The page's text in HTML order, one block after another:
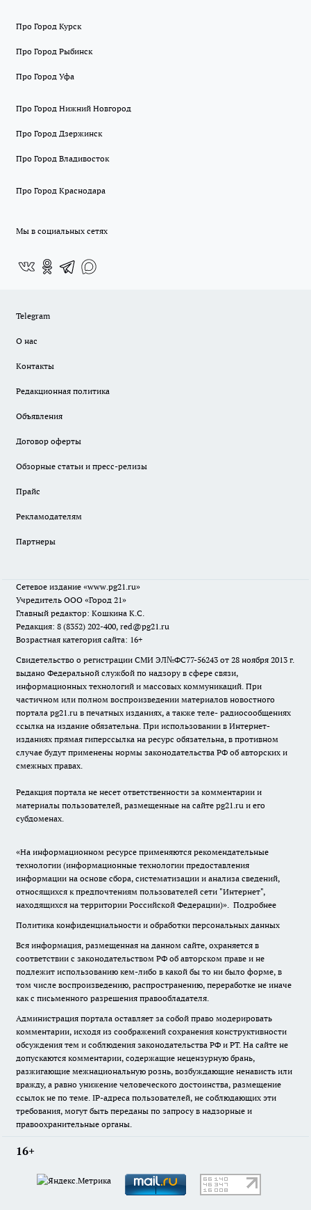
Про Город Курск
Про Город Рыбинск
Про Город Уфа
Про Город Нижний Новгород
Про Город Дзержинск
Про Город Владивосток
Про Город Краснодара
Мы в социальных сетях
Telegram
О нас
Контакты
Редакционная политика
Объявления
Договор оферты
Обзорные статьи и пресс-релизы
Прайс
Рекламодателям
Партнеры
Сетевое издание «www.pg21.ru»
Учредитель ООО «Город 21»
Главный редактор: Кошкина К.С.
Редакция: 8 (8352) 202-400, red@pg21.ru
Возрастная категория сайта: 16+
Свидетельство о регистрации СМИ ЭЛ№ФС77-56243 от 28 ноября 2013 г.
выдано Федеральной службой по надзору в сфере связи,
информационных технологий и массовых коммуникаций. При
частичном или полном воспроизведении материалов новостного
портала pg21.ru в печатных изданиях, а также теле- радиосообщениях
ссылка на издание обязательна. При использовании в Интернет-
изданиях прямая гиперссылка на ресурс обязательна, в противном
случае будут применены нормы законодательства РФ об авторских и
смежных правах.
Редакция портала не несет ответственности за комментарии и
материалы пользователей, размещенные на сайте pg21.ru и его
субдоменах.
«На информационном ресурсе применяются рекомендательные
технологии (информационные технологии предоставления
информации на основе сбора, систематизации и анализа сведений,
относящихся к предпочтениям пользователей сети "Интернет",
находящихся на территории Российской Федерации)». Подробнее
Политика конфиденциальности и обработки персональных данных
Вся информация, размещенная на данном сайте, охраняется в
соответствии с законодательством РФ об авторском праве и не
подлежит использованию кем-либо в какой бы то ни было форме, в
том числе воспроизведению, распространению, переработке не иначе
как с письменного разрешения правообладателя.
Администрация портала оставляет за собой право модерировать
комментарии, исходя из соображений сохранения конструктивности
обсуждения тем и соблюдения законодательства РФ и РТ. На сайте не
допускаются комментарии, содержащие нецензурную брань,
разжигающие межнациональную рознь, возбуждающие ненависть или
вражду, а равно унижение человеческого достоинства, размещение
ссылок не по теме. IP-адреса пользователей, не соблюдающих эти
требования, могут быть переданы по запросу в надзорные и
правоохранительные органы.
16+